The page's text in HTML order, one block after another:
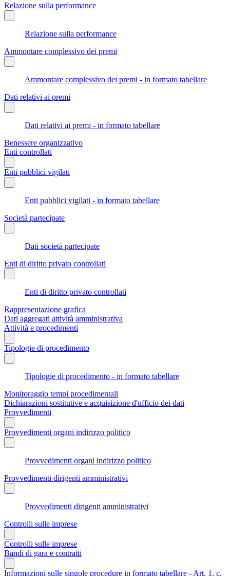
Relazione sulla performance
Relazione sulla performance
Ammontare complessivo dei premi
Ammontare complessivo dei premi - in formato tabellare
Dati relativi ai premi
Dati relativi ai premi - in formato tabellare
Benessere organizzativo
Enti controllati
Enti pubblici vigilati
Enti pubblici vigilati - in formato tabellare
Società partecipate
Dati società partecipate
Enti di diritto privato controllati
Enti di diritto privato controllati
Rappresentazione grafica
Dati aggregati attività amministrativa
Attività e procedimenti
Tipologie di procedimento
Tipologie di procedimento - in formato tabellare
Monitoraggio tempi procedimentali
Dichiarazioni sostitutive e acquisizione d'ufficio dei dati
Provvedimenti
Provvedimenti organi indirizzo politico
Provvedimenti organi indirizzo politico
Provvedimenti dirigenti amministrativi
Provvedimenti dirigenti amministrativi
Controlli sulle imprese
Controlli sulle imprese
Bandi di gara e contratti
Informazioni sulle singole procedure in formato tabellare - Art. 1, c.